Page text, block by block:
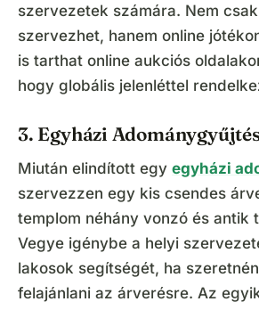
szervezetek számára. Nem
szervezhet, hanem online
is tarthat online aukciós
hogy globális jelenléttel
3. Egyházi
Miután elindított egy egyházi
szervezzen egy kis csendes
templom néhány vonzó és antik
Vegye igénybe a helyi
lakosok segítségét, ha
felajánlani az árverésre. Az